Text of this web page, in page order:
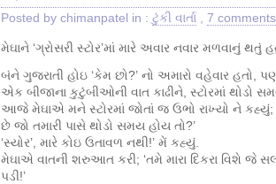
Posted by chimanpatel in : ટુંકી વાર્તા , 7 comments
મેઘાને ‘ગ્રોસરી સ્ટોર’માં મારે અવાર નવાર મળવાનું થતું
બંને ગુજરાતી હોઇ ‘કેમ છો?’ નો અમારો વહેવાર હતો,
એક બીજાના કુટુંબીઓની વાત કાઢીને, સ્ટોરમાં થોડો
આજે મેઘાએ મને સ્ટોરમાં જોતાં જ ઉભો રાખ્યો ને કહ્યું;
છે જો તમારી પાસે થોડો સમય હોય તો?’
‘સ્યોર’, મારે કોઇ ઉતાવળ નથી!’ મેં કહ્યું.
મેઘાએ વાતની શરુઆત કરી; ‘તમે મારા દિકરા વિશે જે
પડી!’